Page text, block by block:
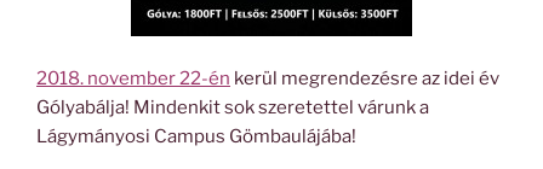
2018. november 22-én kerül megrendezésre az idei év
Gólyabálja! Mindenkit sok szeretettel várunk a
Lágymányosi Campus Gömbaulájába!